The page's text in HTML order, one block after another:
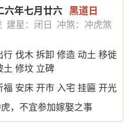
六年七月廿六 黑道日
建星：闭日
冲煞：冲虎煞
行 伐木 拆卸 修造 动土 移徙
土 修坟 立碑
福 安床 开市 入宅 挂匾 开光
，不宜参加嫁娶之事